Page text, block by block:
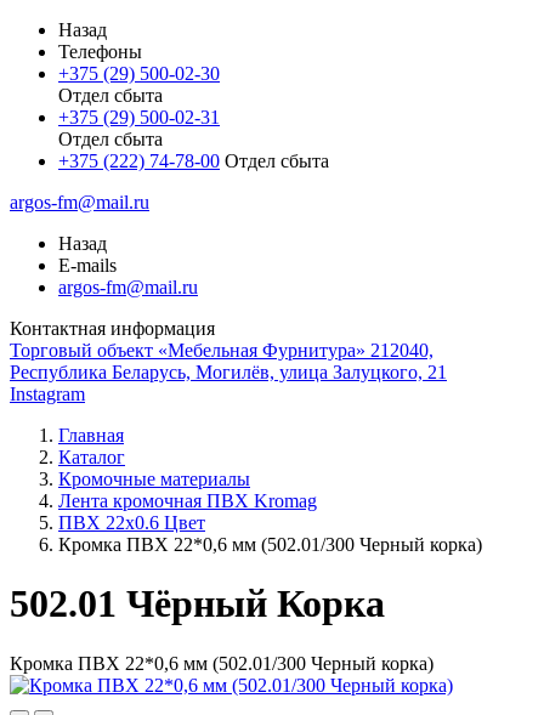
Назад
Телефоны
+375 (29) 500-02-30
Отдел сбыта
+375 (29) 500-02-31
Отдел сбыта
+375 (222) 74-78-00 Отдел сбыта
argos-fm@mail.ru
Назад
E-mails
argos-fm@mail.ru
Контактная информация
Торговый объект «Мебельная Фурнитура» 212040,
Республика Беларусь, Могилёв, улица Залуцкого, 21
Instagram
Главная
Каталог
Кромочные материалы
Лента кромочная ПВХ Kromag
ПВХ 22x0.6 Цвет
Кромка ПВХ 22*0,6 мм (502.01/300 Черный корка)
502.01 Чёрный Корка
Кромка ПВХ 22*0,6 мм (502.01/300 Черный корка)